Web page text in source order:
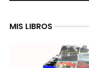
MIS LIBROS